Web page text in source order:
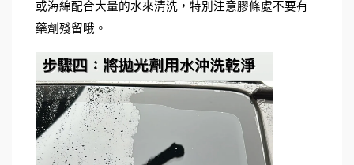
或海綿配合大量的水來清洗，特別注意膠條處不要有
藥劑殘留哦。